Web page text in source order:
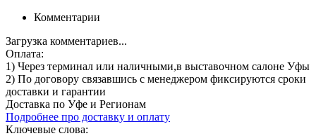
Комментарии
Загрузка комментариев...
Оплата:
1) Через терминал или наличными,в выставочном салоне Уфы
2) По договору связавшись с менеджером фиксируются сроки
доставки и гарантии
Доставка по Уфе и Регионам
Подробнее про доставку и оплату
Ключевые слова: